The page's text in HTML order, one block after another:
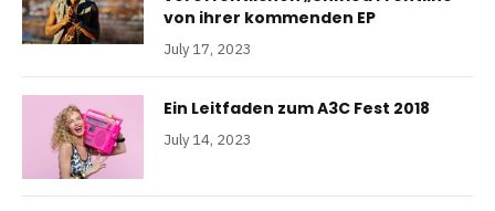
von ihrer kommenden EP
July 17, 2023
Ein Leitfaden zum A3C Fest 2018
July 14, 2023